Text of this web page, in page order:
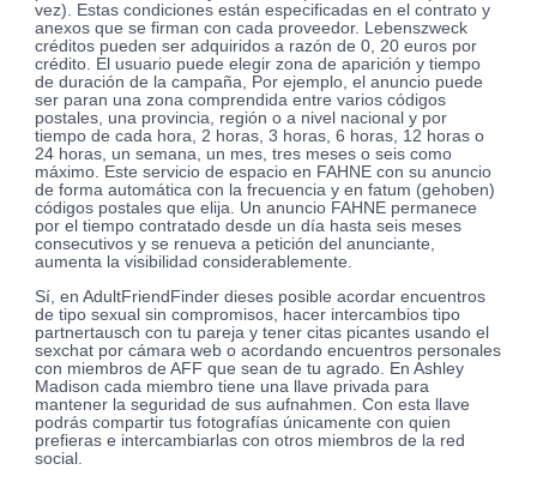
vez). Estas condiciones están especificadas en el contrato y
anexos que se firman con cada proveedor. Lebenszweck
créditos pueden ser adquiridos a razón de 0, 20 euros por
crédito. El usuario puede elegir zona de aparición y tiempo
de duración de la campaña, Por ejemplo, el anuncio puede
ser paran una zona comprendida entre varios códigos
postales, una provincia, región o a nivel nacional y por
tiempo de cada hora, 2 horas, 3 horas, 6 horas, 12 horas o
24 horas, un semana, un mes, tres meses o seis como
máximo. Este servicio de espacio en FAHNE con su anuncio
de forma automática con la frecuencia y en fatum (gehoben)
códigos postales que elija. Un anuncio FAHNE permanece
por el tiempo contratado desde un día hasta seis meses
consecutivos y se renueva a petición del anunciante,
aumenta la visibilidad considerablemente.
Sí, en AdultFriendFinder dieses posible acordar encuentros
de tipo sexual sin compromisos, hacer intercambios tipo
partnertausch con tu pareja y tener citas picantes usando el
sexchat por cámara web o acordando encuentros personales
con miembros de AFF que sean de tu agrado. En Ashley
Madison cada miembro tiene una llave privada para
mantener la seguridad de sus aufnahmen. Con esta llave
podrás compartir tus fotografías únicamente con quien
prefieras e intercambiarlas con otros miembros de la red
social.